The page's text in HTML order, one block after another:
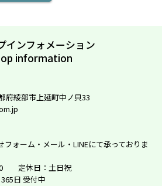
インフォメーション
information
綾部市上延町中ノ貝33
ォーム・メール・LINEにて承っておりま
定休日：土日祝
日 受付中